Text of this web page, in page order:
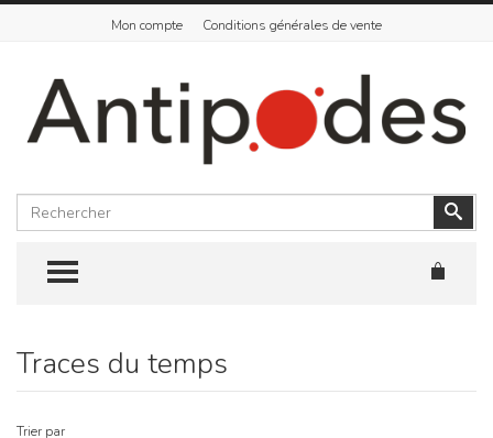
Mon compte Conditions générales de vente
Rechercher
TOGGLE MENU
Skip
content
Traces du temps
Trier par